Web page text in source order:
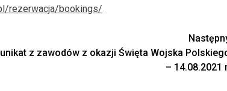
rezerwacja/bookings/
z zawodów z okazji Święta Wojska
– 14.08.2021